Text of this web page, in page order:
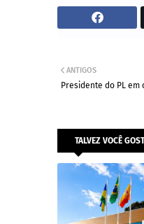
ANTIGOS
Presidente do PL
TALVEZ VOCÊ